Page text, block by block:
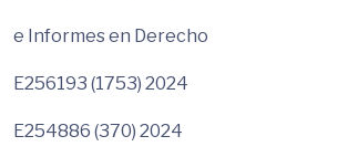
e Informes en Derecho
E256193 (1753) 2024
E254886 (370) 2024